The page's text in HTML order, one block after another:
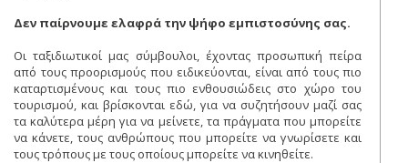
Δεν παίρνουμε ελαφρά την ψήφο εμπιστοσύνης σας.
Οι ταξιδιωτικοί μας σύμβουλοι, έχοντας προσωπική πείρα
από τους προορισμούς που ειδικεύονται, είναι από τους πιο
καταρτισμένους και τους πιο ενθουσιώδεις στο χώρο του
τουρισμού, και βρίσκονται εδώ, για να συζητήσουν μαζί σας
τα καλύτερα μέρη για να μείνετε, τα πράγματα που μπορείτε
να κάνετε, τους ανθρώπους που μπορείτε να γνωρίσετε και
τους τρόπους με τους οποίους μπορείτε να κινηθείτε.